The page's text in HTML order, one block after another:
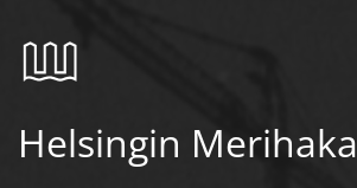
Helsingin Merihaka